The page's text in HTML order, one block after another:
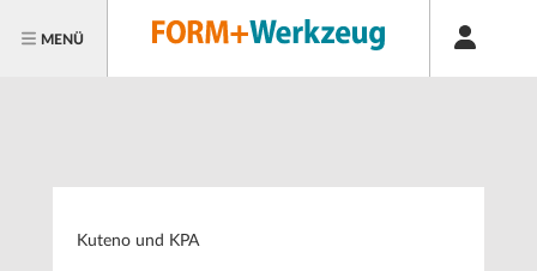
MENÜ
Kuteno und KPA